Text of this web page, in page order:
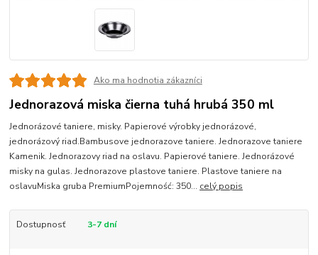
Ako ma hodnotia zákazníci
Jednorazová miska čierna tuhá hrubá 350 ml
Jednorázové taniere, misky. Papierové výrobky jednorázové,
jednorázový riad.Bambusove jednorazove taniere. Jednorazove taniere
Kamenik. Jednorazovy riad na oslavu. Papierové taniere. Jednorázové
misky na gulas. Jednorazove plastove taniere. Plastove taniere na
oslavuMiska gruba PremiumPojemność: 350... celý popis
Dostupnosť 3-7 dní